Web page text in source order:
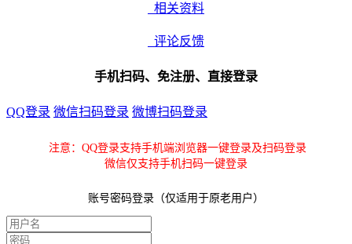
相关资料
评论反馈
手机扫码、免注册、直接登录
QQ登录 微信扫码登录 微博扫码登录
注意：QQ登录支持手机端浏览器一键登录及扫码登录
微信仅支持手机扫码一键登录
账号密码登录（仅适用于原老用户）